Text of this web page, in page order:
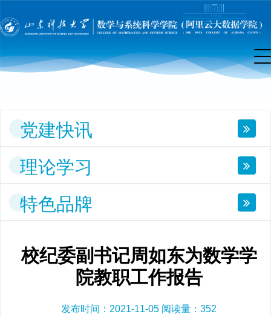
建
作
党建快讯
理论学习
特色品牌
校纪委副书记周如东为数学学
院教职工作报告
发布时间：2021-11-05 阅读量： 352